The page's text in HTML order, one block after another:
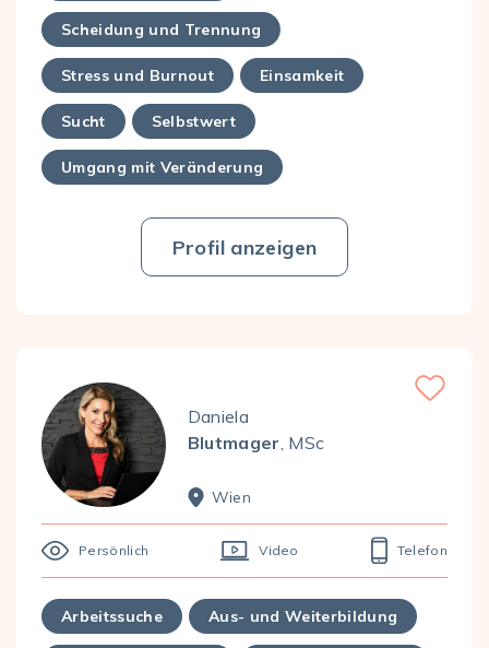
Scheidung und Trennung
Stress und Burnout Einsamkeit
Sucht Selbstwert
Umgang mit Veränderung
Profil anzeigen
Favorite
Daniela
Blutmager , MSc
Wien
Persönlich Video Telefon
Arbeitssuche Aus- und Weiterbildung